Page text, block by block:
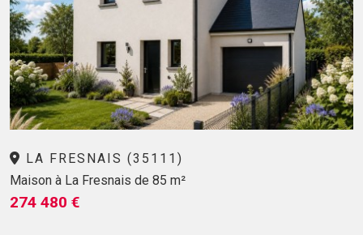
LA FRESNAIS (35111)
Maison à La Fresnais de 85 m²
274 480 €